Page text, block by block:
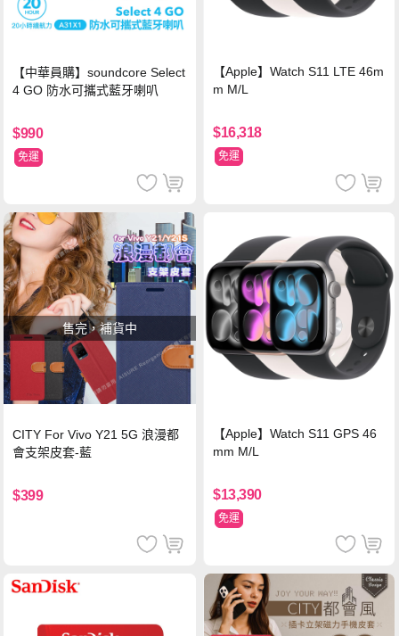
【中華員購】soundcore Select
4 GO 防水可攜式藍牙喇叭
$990
免運
【Apple】Watch S11 LTE 46m
m M/L
$16,318
免運
售完，補貨中
CITY For Vivo Y21 5G 浪漫都
會支架皮套-藍
$399
【Apple】Watch S11 GPS 46
mm M/L
$13,390
免運